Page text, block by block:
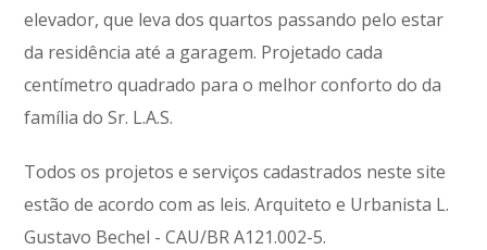
elevador, que leva dos quartos passando pelo estar
da residência até a garagem. Projetado cada
centímetro quadrado para o melhor conforto do da
família do Sr. L.A.S.
Todos os projetos e serviços cadastrados neste site
estão de acordo com as leis. Arquiteto e Urbanista L.
Gustavo Bechel - CAU/BR A121.002-5.